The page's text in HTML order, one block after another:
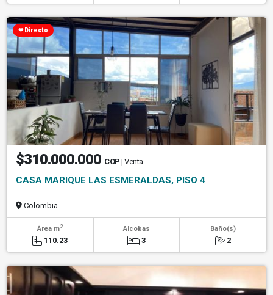
❤ Directo
$310.000.000 COP | Venta
CASA MARIQUE LAS ESMERALDAS, PISO 4
Colombia
Área m2
110.23
Alcobas
3
Baño(s)
2